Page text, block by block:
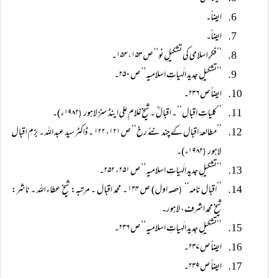
ایضاً۔
ایضاً۔
’’فکرِ اسلامی کی تشکیلِ نو‘‘ ص ۱۵۳، ۱۵۴۔
’’تشکیلِ جدید الٰہیاتِ اسلامیہ‘‘ ص ۲۵۰۔
ایضاً ص ۲۳۶۔
’’کلیاتِ اقبال‘‘ ۔ اقبالؒ ۔ شیخ غلام علی اینڈ سنز لاہور(۱۹۸۲ء)۔
’’مطالعۂ اقبال کے چند نئے رخ‘‘ ص ۱۲۱، ۱۲۲ ۔ ڈاکٹر سید عبد اللہ ۔ بزمِ اقبال
لاہور(۱۹۸۲ء)۔
’’تشکیلِ جدید الٰہیاتِ اسلامیہ‘‘ ص ۲۵۱، ۲۵۲۔
’’اقبال نامہ‘‘
(
حصہ اول) ص ۱۴۴ ۔ محمد اقبال ۔ مرتبہ: شیخ عطاء اللہ ۔ ناشر:
شیخ محمد اشرف، لاہور۔
’’تشکیلِ جدید الٰہیاتِ اسلامیہ‘‘ ص ۲۳۶۔
ایضاً ص ۲۳۷۔
ایضاً ص ۲۳۹۔